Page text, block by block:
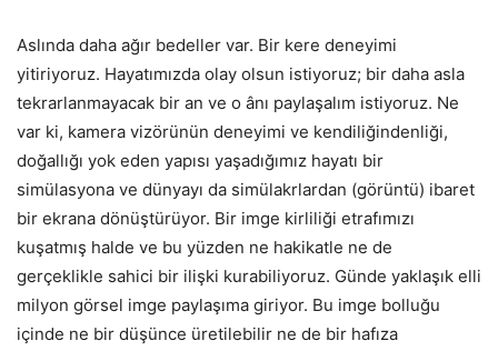
Aslında daha ağır bedeller var. Bir kere deneyimi
yitiriyoruz. Hayatımızda olay olsun istiyoruz; bir daha asla
tekrarlanmayacak bir an ve o ânı paylaşalım istiyoruz. Ne
var ki, kamera vizörünün deneyimi ve kendiliğindenliği,
doğallığı yok eden yapısı yaşadığımız hayatı bir
simülasyona ve dünyayı da simülakrlardan (görüntü) ibaret
bir ekrana dönüştürüyor. Bir imge kirliliği etrafımızı
kuşatmış halde ve bu yüzden ne hakikatle ne de
gerçeklikle sahici bir ilişki kurabiliyoruz. Günde yaklaşık elli
milyon görsel imge paylaşıma giriyor. Bu imge bolluğu
içinde ne bir düşünce üretilebilir ne de bir hafıza